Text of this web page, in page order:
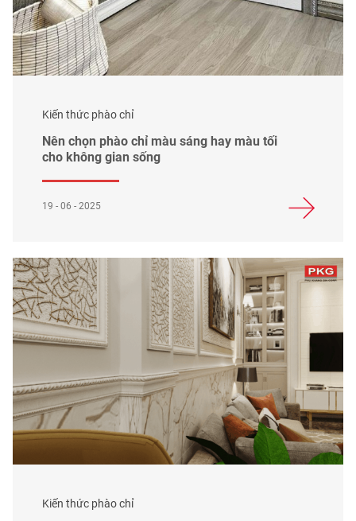
Kiến thức phào chỉ
Nên chọn phào chỉ màu sáng hay màu tối
cho không gian sống
19 - 06 - 2025
Kiến thức phào chỉ